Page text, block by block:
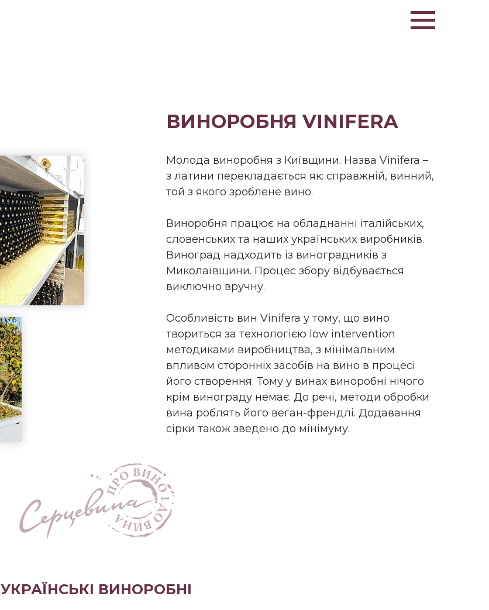
ВИНОРОБНЯ VINIFERA
Молода виноробня з Київщини. Назва Vinifera –
з латини перекладається як: справжній, винний,
той з якого зроблене вино.
Виноробня працює на обладнанні італійських,
словенських та наших українських виробників.
Виноград надходить із виноградників з
Миколаївщини. Процес збору відбувається
виключно вручну.
Особливість вин Vinifera у тому, що вино
твориться за технологією low intervention
методиками виробництва, з мінімальним
впливом сторонніх засобів на вино в процесі
його створення. Тому у винах виноробні нічого
крім винограду немає. До речі, методи обробки
вина роблять його веган-френдлі. Додавання
сірки також зведено до мінімуму.
УКРАЇНСЬКІ ВИНОРОБНІ